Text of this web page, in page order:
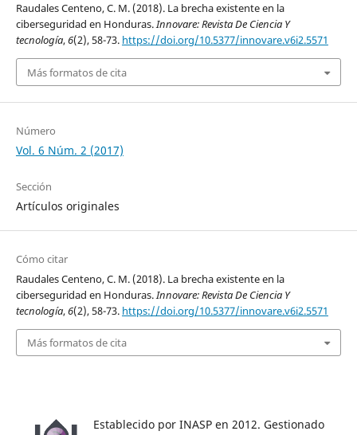
Raudales Centeno, C. M. (2018). La brecha existente en la
ciberseguridad en Honduras.Innovare: Revista De Ciencia Y
tecnología,6(2), 58-73. https://doi.org/10.5377/innovare.v6i2.5571
Más formatos de cita
Número
Vol. 6 Núm. 2 (2017)
Sección
Artículos originales
Cómo citar
Raudales Centeno, C. M. (2018). La brecha existente en la
ciberseguridad en Honduras.Innovare: Revista De Ciencia Y
tecnología,6(2), 58-73. https://doi.org/10.5377/innovare.v6i2.5571
Más formatos de cita
Establecido por INASP en 2012. Gestionado